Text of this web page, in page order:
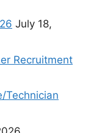
July 18,
Recruitment
Technician